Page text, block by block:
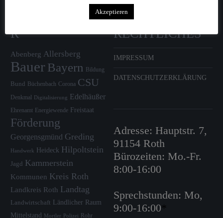
SCHLAGWÖRTE
R
Abenberg Allersberg
Bauer Bayern Bildung
Bund Büchenbach Corona CSU
Denkmal Digitalisierung Edelhäußer
Ehrenamt Energiewende Freistaat
Förderung
Georgensgmünd Greding
Handwerk Heideck Hilpoltstein
Jagd Kammerstein
Kommunen Kreis Roth
Landkreis Roth Landtag
Landwirtschaft Ländlicher Raum
Mittelstand Mortler Polizei Rohr
KONTAKT UND
RECHTLICHES
IMPRESSUM
DATENSCHUTZERKLÄRUNG
Adresse: Hauptstr. 7,
91154 Roth
Bürozeiten: Mo.-Fr.
8:00-16:00
Sprechstunden: Mo,
9:00-16:00*
Akzeptieren